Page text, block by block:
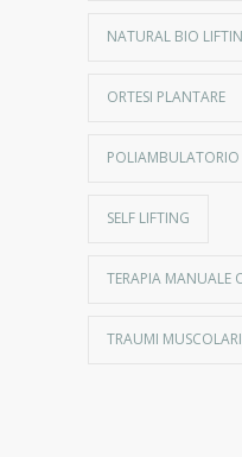
NATURAL BIO
ORTESI PLANTARE
POLIAMBULATORIO
SELF LIFTING
TERAPIA MANUALE
TRAUMI MUSCOLARI